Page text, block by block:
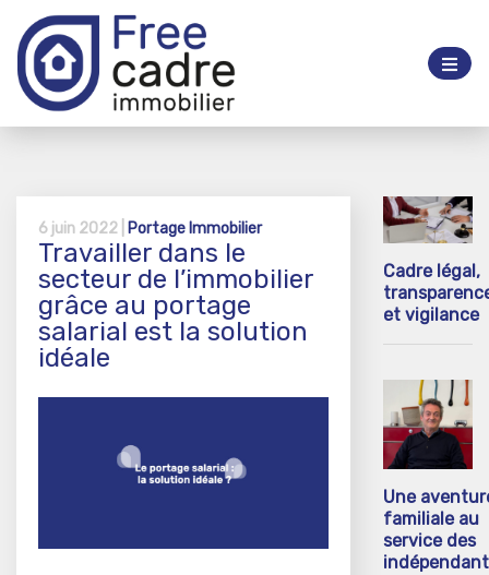
6 juin 2022 | Portage Immobilier
Travailler dans le
secteur de l’immobilier
grâce au portage
salarial est la solution
idéale
Cadre légal,
et vigilance
Une
familiale au
service des